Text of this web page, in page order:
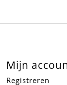
Mijn
Registreren